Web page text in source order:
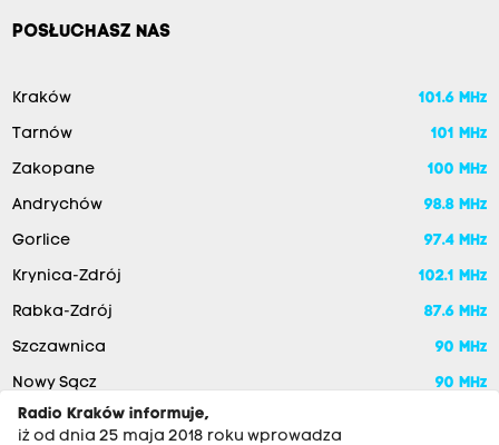
POSŁUCHASZ NAS
Kraków 101.6 MHz
Tarnów 101 MHz
Zakopane 100 MHz
Andrychów 98.8 MHz
Gorlice 97.4 MHz
Krynica-Zdrój 102.1 MHz
Rabka-Zdrój 87.6 MHz
Szczawnica 90 MHz
Nowy Sącz
90 MHz
Radio Kraków informuje,
iż od dnia 25 maja 2018 roku wprowadza